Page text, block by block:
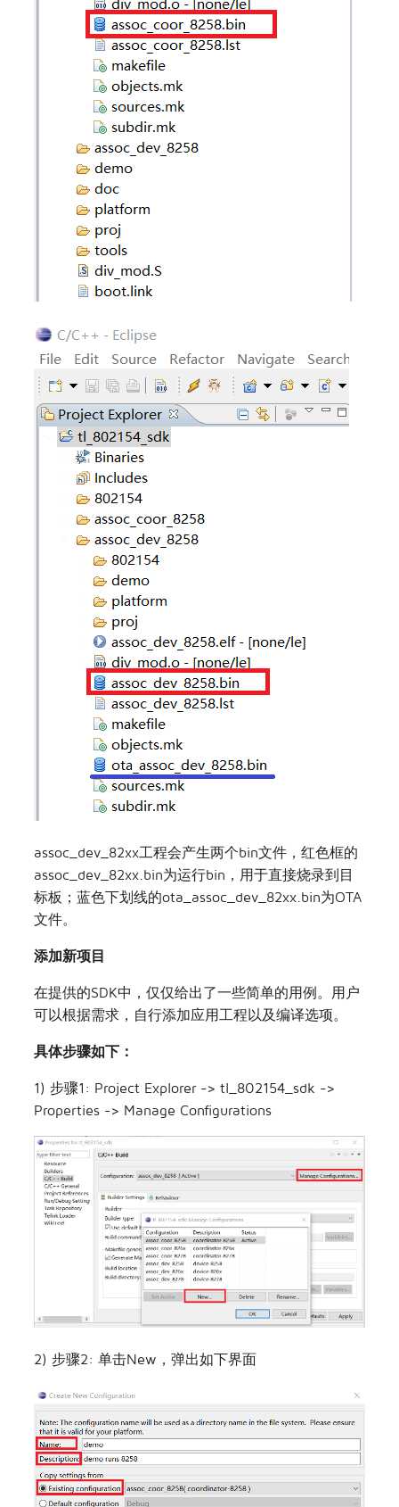
assoc_dev_82xx工程会产生两个bin文件，红色框的
assoc_dev_82xx.bin为运行bin，用于直接烧录到目
标板；蓝色下划线的ota_assoc_dev_82xx.bin为OTA
文件。
添加新项目
在提供的SDK中，仅仅给出了一些简单的用例。用户
可以根据需求，自行添加应用工程以及编译选项。
具体步骤如下：
1) 步骤1: Project Explorer -> tl_802154_sdk ->
Properties -> Manage Configurations
2) 步骤2: 单击New，弹出如下界面